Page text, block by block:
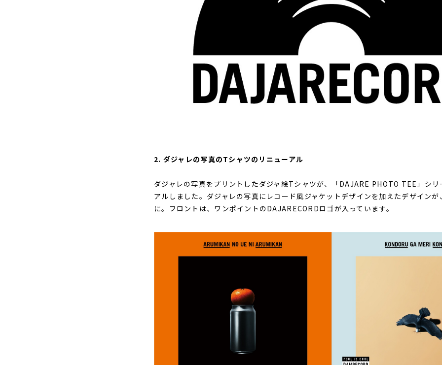
2. ダジャレの写真のTシャツのリニューアル
ダジャレの写真をプリントしたダジャ絵Tシャツが、「DAJARE PHOTO TEE」シリ
アルしました。ダジャレの写真にレコード風ジャケットデザインを加えたデザインが
に。フロントは、ワンポイントのDAJARECORDロゴが入っています。